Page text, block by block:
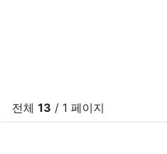
전체 13 / 1 페이지